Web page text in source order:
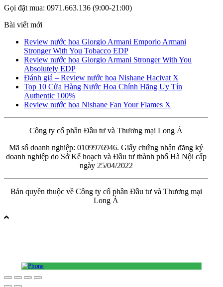
Gọi đặt mua: 0971.663.136 (9:00-21:00)
Bài viết mới
Review nước hoa Giorgio Armani Emporio Armani
Stronger With You Tobacco EDP
Review nước hoa Giorgio Armani Stronger With You
Absolutely EDP
Đánh giá – Review nước hoa Nishane Hacivat X
Top 10 Cửa Hàng Nước Hoa Chính Hãng Uy Tín
Authentic 100%
Review nước hoa Nishane Fan Your Flames X
Công ty cổ phần Đầu tư và Thương mại Long Á
Mã số doanh nghiệp: 0109976946. Giấy chứng nhận đăng ký
doanh nghiệp do Sở Kế hoạch và Đầu tư thành phố Hà Nội cấp
ngày 25/04/2022
Bản quyền thuộc về Công ty cổ phần Đầu tư và Thương mại
Long Á